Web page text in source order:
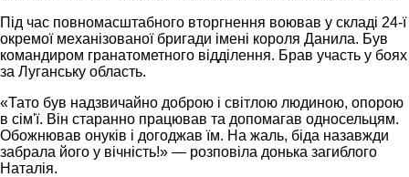
Під час повномасштабного вторгнення воював у складі 24-ї
окремої механізованої бригади імені короля Данила. Був
командиром гранатометного відділення. Брав участь у боях
за Луганську область.
«Тато був надзвичайно доброю і світлою людиною, опорою
в сім'ї. Він старанно працював та допомагав односельцям.
Обожнював онуків і догоджав їм. На жаль, біда назавжди
забрала його у вічність!» — розповіла донька загиблого
Наталія.